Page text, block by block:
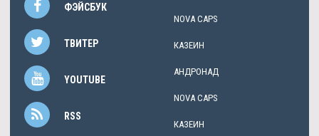
ФЭЙСБУК
ТВИТЕР
YOUTUBE
RSS
NOVA CAPS
КАЗЕИН
АНДРОНАД
NOVA CAPS
КАЗЕИН